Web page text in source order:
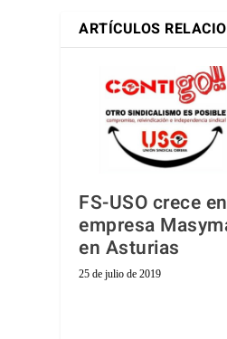
ARTÍCULOS
FS-USO crece
empresa
en Asturias
25 de julio de 2019